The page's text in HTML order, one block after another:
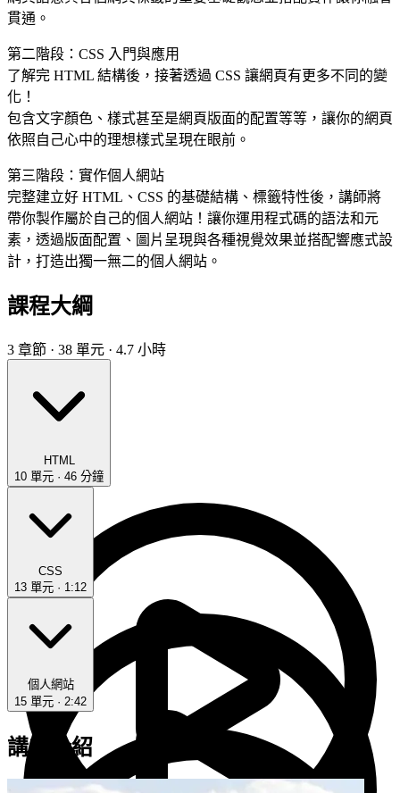
貫通。
第二階段：CSS 入門與應用
了解完 HTML 結構後，接著透過 CSS 讓網頁有更多不同的變
化！
包含文字顏色、樣式甚至是網頁版面的配置等等，讓你的網頁
依照自己心中的理想樣式呈現在眼前。
第三階段：實作個人網站
完整建立好 HTML、CSS 的基礎結構、標籤特性後，講師將
帶你製作屬於自己的個人網站！讓你運用程式碼的語法和元
素，透過版面配置、圖片呈現與各種視覺效果並搭配響應式設
計，打造出獨一無二的個人網站。
課程大綱
3 章節 · 38 單元 · 4.7 小時
HTML
10 單元 · 46 分鐘
CSS
13 單元 · 1:12
個人網站
15 單元 · 2:42
講師介紹